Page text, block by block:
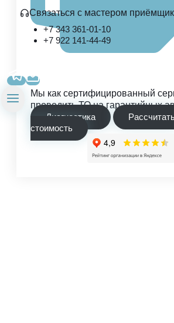
Связаться с мастером
+7 343 361-01-10
+7 922 141-44-49
Мы как сертифицированный
проводить ТО на гарантийных
Диагностика
стоимость